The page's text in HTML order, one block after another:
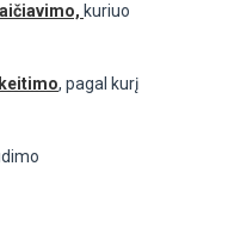
kuriuo
, pagal kurį